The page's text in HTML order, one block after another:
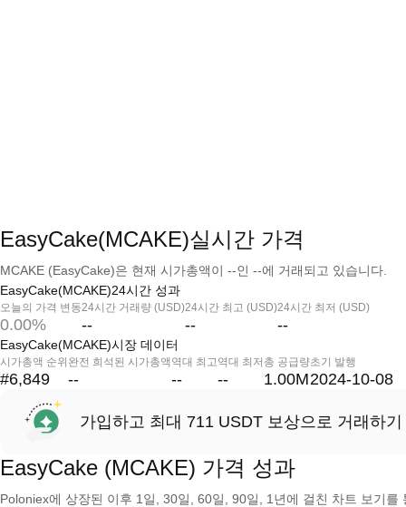
EasyCake(MCAKE)실시간 가격
MCAKE (EasyCake)은 현재 시가총액이 --인 --에 거래되고 있습니다.
EasyCake(MCAKE)24시간 성과
오늘의 가격 변동
0.00%
24시간 거래량 (USD)
--
24시간 최고 (USD)
--
24시간 최저 (USD)
--
EasyCake(MCAKE)시장 데이터
시가총액 순위
#6,849
완전 희석된 시가총액
--
역대 최고
--
역대 최저
--
총 공급량
1.00M
초기 발행
2024-10-08
가입하고 최대 711 USDT 보상으로 거래하기
EasyCake (MCAKE) 가격 성과
Poloniex에 상장된 이후 1일, 30일, 60일, 90일, 1년에 걸친 차트 보기